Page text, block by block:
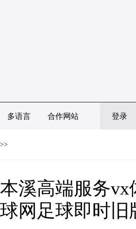
多语言 合作网站 登录
>>
本溪高端服务vx
球网足球即时旧